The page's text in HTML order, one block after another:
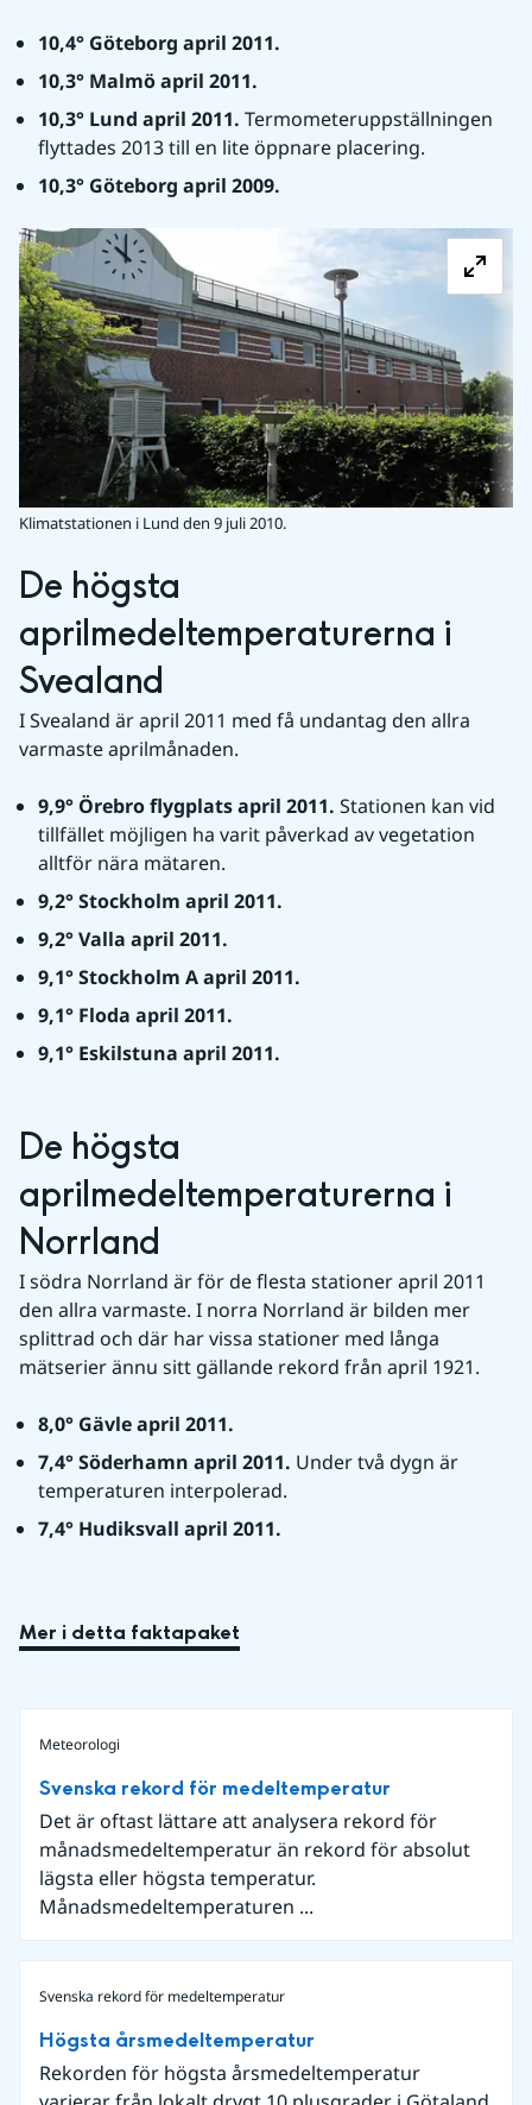
10,4° Göteborg april 2011.
10,3° Malmö april 2011.
10,3° Lund april 2011. Termometeruppställningen
flyttades 2013 till en lite öppnare placering.
10,3° Göteborg april 2009.
Klimatstationen i Lund den 9 juli 2010.
De högsta
aprilmedeltemperaturerna i
Svealand
I Svealand är april 2011 med få undantag den allra
varmaste aprilmånaden.
9,9° Örebro flygplats april 2011. Stationen kan vid
tillfället möjligen ha varit påverkad av vegetation
alltför nära mätaren.
9,2° Stockholm april 2011.
9,2° Valla april 2011.
9,1° Stockholm A april 2011.
9,1° Floda april 2011.
9,1° Eskilstuna april 2011.
De högsta
aprilmedeltemperaturerna i
Norrland
I södra Norrland är för de flesta stationer april 2011
den allra varmaste. I norra Norrland är bilden mer
splittrad och där har vissa stationer med långa
mätserier ännu sitt gällande rekord från april 1921.
8,0° Gävle april 2011.
7,4° Söderhamn april 2011. Under två dygn är
temperaturen interpolerad.
7,4° Hudiksvall april 2011.
Mer i detta faktapaket
Meteorologi
Svenska rekord för medeltemperatur
Det är oftast lättare att analysera rekord för
månadsmedeltemperatur än rekord för absolut
lägsta eller högsta temperatur.
Månadsmedeltemperaturen ...
Svenska rekord för medeltemperatur
Högsta årsmedeltemperatur
Rekorden för högsta årsmedeltemperatur